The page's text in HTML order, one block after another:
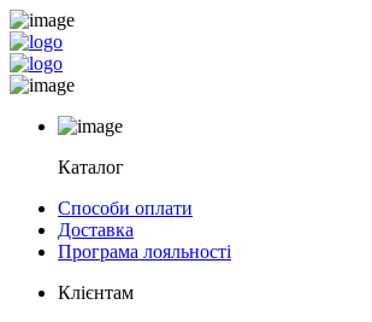
Каталог
Способи оплати
Доставка
Програма лояльності
Клієнтам